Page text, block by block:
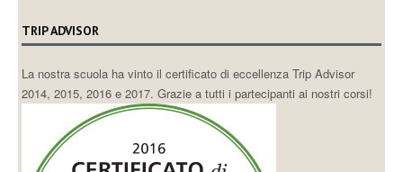
TRIP ADVISOR
La nostra scuola ha vinto il certificato di eccellenza Trip Advisor
2014, 2015, 2016 e 2017. Grazie a tutti i partecipanti ai nostri corsi!